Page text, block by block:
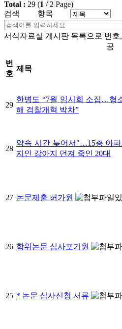
Total : 29 (1 / 2 Page)
검색 항목
서식자료실 게시판 목록으로 번호
공
번
호
제목
29
한병도 “7월 임시회 소집…형
해 검찰개혁 박차”
28
약속 시간 늦어서"…15층 아파
지인 강아지 던져 죽인 20대
27 논문제출 허가원
26 학위논문 심사포기원
25 * 논문 심사신청 서류